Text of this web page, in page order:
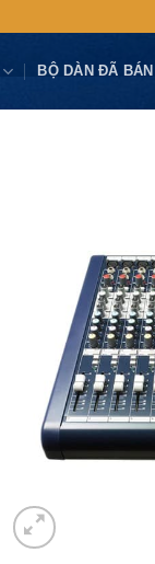
BỘ DÀN ĐÃ BÁN